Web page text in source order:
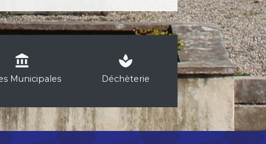
account_balance
Municipales
spa
Déchèterie